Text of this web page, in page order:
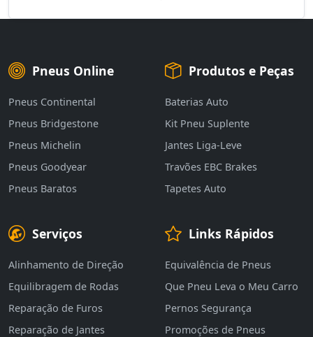
Pneus Online
Pneus Continental
Pneus Bridgestone
Pneus Michelin
Pneus Goodyear
Pneus Baratos
Produtos e Peças
Baterias Auto
Kit Pneu Suplente
Jantes Liga-Leve
Travões EBC Brakes
Tapetes Auto
Serviços
Alinhamento de Direção
Equilibragem de Rodas
Reparação de Furos
Reparação de Jantes
Links Rápidos
Equivalência de Pneus
Que Pneu Leva o Meu Carro
Pernos Segurança
Promoções de Pneus